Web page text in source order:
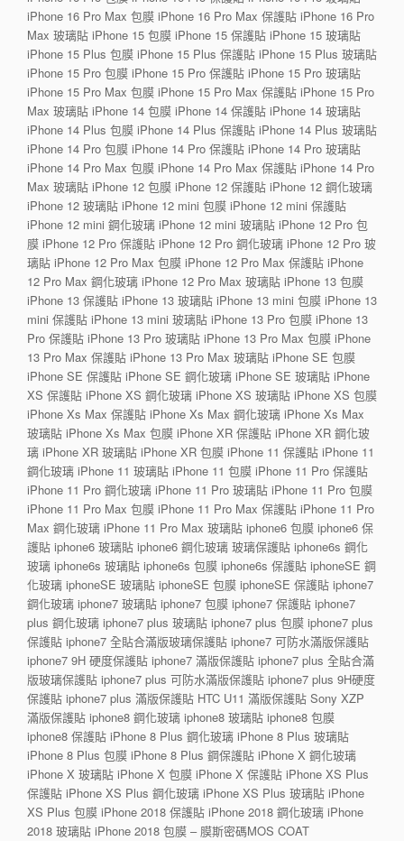
iPhone 16 Pro Max 包膜 iPhone 16 Pro Max 保護貼 iPhone 16 Pro
Max 玻璃貼 iPhone 15 包膜 iPhone 15 保護貼 iPhone 15 玻璃貼
iPhone 15 Plus 包膜 iPhone 15 Plus 保護貼 iPhone 15 Plus 玻璃貼
iPhone 15 Pro 包膜 iPhone 15 Pro 保護貼 iPhone 15 Pro 玻璃貼
iPhone 15 Pro Max 包膜 iPhone 15 Pro Max 保護貼 iPhone 15 Pro
Max 玻璃貼 iPhone 14 包膜 iPhone 14 保護貼 iPhone 14 玻璃貼
iPhone 14 Plus 包膜 iPhone 14 Plus 保護貼 iPhone 14 Plus 玻璃貼
iPhone 14 Pro 包膜 iPhone 14 Pro 保護貼 iPhone 14 Pro 玻璃貼
iPhone 14 Pro Max 包膜 iPhone 14 Pro Max 保護貼 iPhone 14 Pro
Max 玻璃貼 iPhone 12 包膜 iPhone 12 保護貼 iPhone 12 鋼化玻璃
iPhone 12 玻璃貼 iPhone 12 mini 包膜 iPhone 12 mini 保護貼
iPhone 12 mini 鋼化玻璃 iPhone 12 mini 玻璃貼 iPhone 12 Pro 包
膜 iPhone 12 Pro 保護貼 iPhone 12 Pro 鋼化玻璃 iPhone 12 Pro 玻
璃貼 iPhone 12 Pro Max 包膜 iPhone 12 Pro Max 保護貼 iPhone
12 Pro Max 鋼化玻璃 iPhone 12 Pro Max 玻璃貼 iPhone 13 包膜
iPhone 13 保護貼 iPhone 13 玻璃貼 iPhone 13 mini 包膜 iPhone 13
mini 保護貼 iPhone 13 mini 玻璃貼 iPhone 13 Pro 包膜 iPhone 13
Pro 保護貼 iPhone 13 Pro 玻璃貼 iPhone 13 Pro Max 包膜 iPhone
13 Pro Max 保護貼 iPhone 13 Pro Max 玻璃貼 iPhone SE 包膜
iPhone SE 保護貼 iPhone SE 鋼化玻璃 iPhone SE 玻璃貼 iPhone
XS 保護貼 iPhone XS 鋼化玻璃 iPhone XS 玻璃貼 iPhone XS 包膜
iPhone Xs Max 保護貼 iPhone Xs Max 鋼化玻璃 iPhone Xs Max
玻璃貼 iPhone Xs Max 包膜 iPhone XR 保護貼 iPhone XR 鋼化玻
璃 iPhone XR 玻璃貼 iPhone XR 包膜 iPhone 11 保護貼 iPhone 11
鋼化玻璃 iPhone 11 玻璃貼 iPhone 11 包膜 iPhone 11 Pro 保護貼
iPhone 11 Pro 鋼化玻璃 iPhone 11 Pro 玻璃貼 iPhone 11 Pro 包膜
iPhone 11 Pro Max 包膜 iPhone 11 Pro Max 保護貼 iPhone 11 Pro
Max 鋼化玻璃 iPhone 11 Pro Max 玻璃貼 iphone6 包膜 iphone6 保
護貼 iphone6 玻璃貼 iphone6 鋼化玻璃 玻璃保護貼 iphone6s 鋼化
玻璃 iphone6s 玻璃貼 iphone6s 包膜 iphone6s 保護貼 iphoneSE 鋼
化玻璃 iphoneSE 玻璃貼 iphoneSE 包膜 iphoneSE 保護貼 iphone7
鋼化玻璃 iphone7 玻璃貼 iphone7 包膜 iphone7 保護貼 iphone7
plus 鋼化玻璃 iphone7 plus 玻璃貼 iphone7 plus 包膜 iphone7 plus
保護貼 iphone7 全貼合滿版玻璃保護貼 iphone7 可防水滿版保護貼
iphone7 9H 硬度保護貼 iphone7 滿版保護貼 iphone7 plus 全貼合滿
版玻璃保護貼 iphone7 plus 可防水滿版保護貼 iphone7 plus 9H硬度
保護貼 iphone7 plus 滿版保護貼 HTC U11 滿版保護貼 Sony XZP
滿版保護貼 iphone8 鋼化玻璃 iphone8 玻璃貼 iphone8 包膜
iphone8 保護貼 iPhone 8 Plus 鋼化玻璃 iPhone 8 Plus 玻璃貼
iPhone 8 Plus 包膜 iPhone 8 Plus 鋼保護貼 iPhone X 鋼化玻璃
iPhone X 玻璃貼 iPhone X 包膜 iPhone X 保護貼 iPhone XS Plus
保護貼 iPhone XS Plus 鋼化玻璃 iPhone XS Plus 玻璃貼 iPhone
XS Plus 包膜 iPhone 2018 保護貼 iPhone 2018 鋼化玻璃 iPhone
2018 玻璃貼 iPhone 2018 包膜 – 膜斯密碼MOS COAT